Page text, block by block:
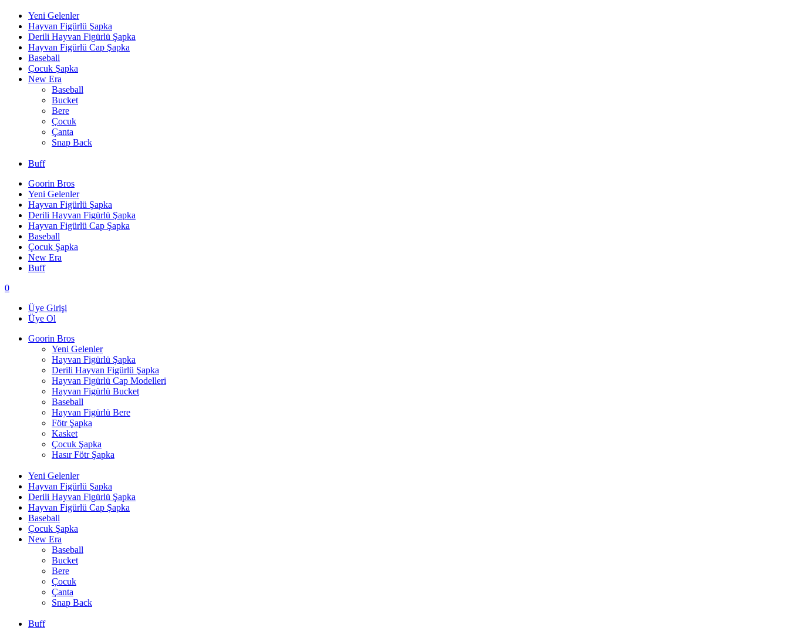
Yeni Gelenler
Hayvan Figürlü Şapka
Derili Hayvan Figürlü Şapka
Hayvan Figürlü Cap Şapka
Baseball
Çocuk Şapka
New Era
Baseball
Bucket
Bere
Çocuk
Çanta
Snap Back
Buff
Goorin Bros
Yeni Gelenler
Hayvan Figürlü Şapka
Derili Hayvan Figürlü Şapka
Hayvan Figürlü Cap Şapka
Baseball
Çocuk Şapka
New Era
Buff
0
Üye Girişi
Üye Ol
Goorin Bros
Yeni Gelenler
Hayvan Figürlü Şapka
Derili Hayvan Figürlü Şapka
Hayvan Figürlü Cap Modelleri
Hayvan Figürlü Bucket
Baseball
Hayvan Figürlü Bere
Fötr Şapka
Kasket
Çocuk Şapka
Hasır Fötr Şapka
Yeni Gelenler
Hayvan Figürlü Şapka
Derili Hayvan Figürlü Şapka
Hayvan Figürlü Cap Şapka
Baseball
Çocuk Şapka
New Era
Baseball
Bucket
Bere
Çocuk
Çanta
Snap Back
Buff